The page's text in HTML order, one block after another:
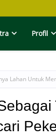
Profil
Lahan Untuk